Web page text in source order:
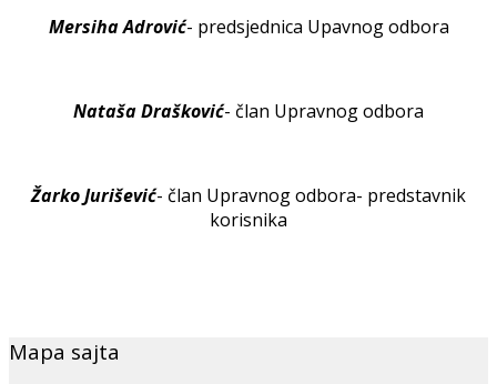
Mersiha Adrović- predsjednica Upavnog odbora
Nataša Drašković- član Upravnog odbora
Žarko Jurišević- član Upravnog odbora- predstavnik
korisnika
Mapa sajta